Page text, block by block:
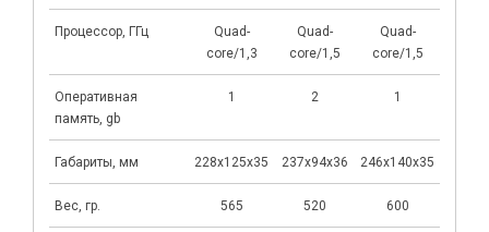
Процессор, ГГц
Quad-
core/1,3
Quad-
core/1,5
Quad-
core/1,5
Оперативная
память, gb
1 2 1
Габариты, мм 228x125x35 237х94х36 246x140x35
Вес, гр. 565 520 600